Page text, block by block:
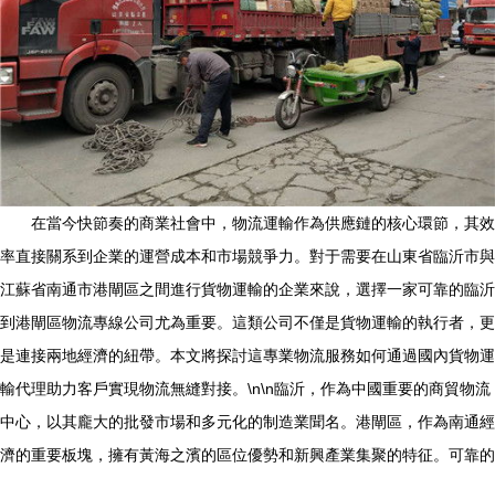
在當今快節奏的商業社會中，物流運輸作為供應鏈的核心環節，其效
率直接關系到企業的運營成本和市場競爭力。對于需要在山東省臨沂市與
江蘇省南通市港閘區之間進行貨物運輸的企業來說，選擇一家可靠的臨沂
到港閘區物流專線公司尤為重要。這類公司不僅是貨物運輸的執行者，更
是連接兩地經濟的紐帶。本文將探討這專業物流服務如何通過國內貨物運
輸代理助力客戶實現物流無縫對接。\n\n臨沂，作為中國重要的商貿物流
中心，以其龐大的批發市場和多元化的制造業聞名。港閘區，作為南通經
濟的重要板塊，擁有黃海之濱的區位優勢和新興產業集聚的特征。可靠的